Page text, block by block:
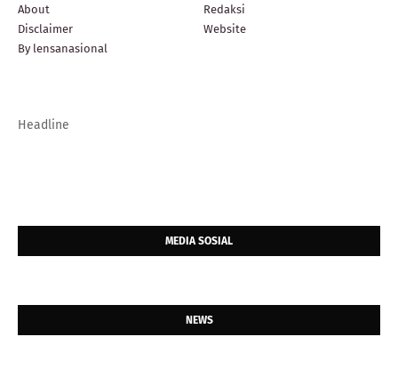
About
Redaksi
Disclaimer
Website
By lensanasional
Headline
MEDIA SOSIAL
NEWS